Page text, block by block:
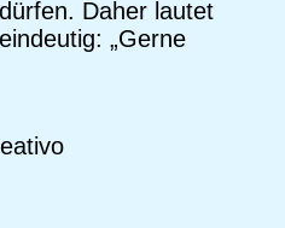
Daher lautet
„Gerne